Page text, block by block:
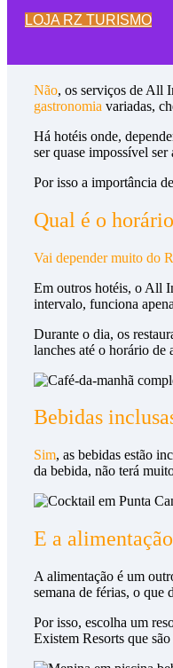
LOJA RZ TURISMO
Mas é preciso ter alguns
Não, os serviços de All
gastronomia variadas,
Há hotéis onde,
ser quase impossível ser
Por isso a importância
Qual é o
Vai depender muito do
Em outros hotéis, o All
intervalo, funciona
Durante o dia, os
lanches até o horário de
Bebidas
Sim, as bebidas estão
da bebida, não terá
E a
A alimentação é um
semana de férias, o que
Por isso, escolha um
Existem Resorts que